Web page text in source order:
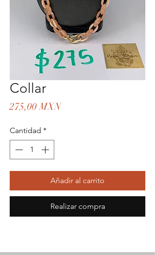
Collar
275,00 MXNPrecio
Cantidad *
Añadir al carrito
Realizar compra